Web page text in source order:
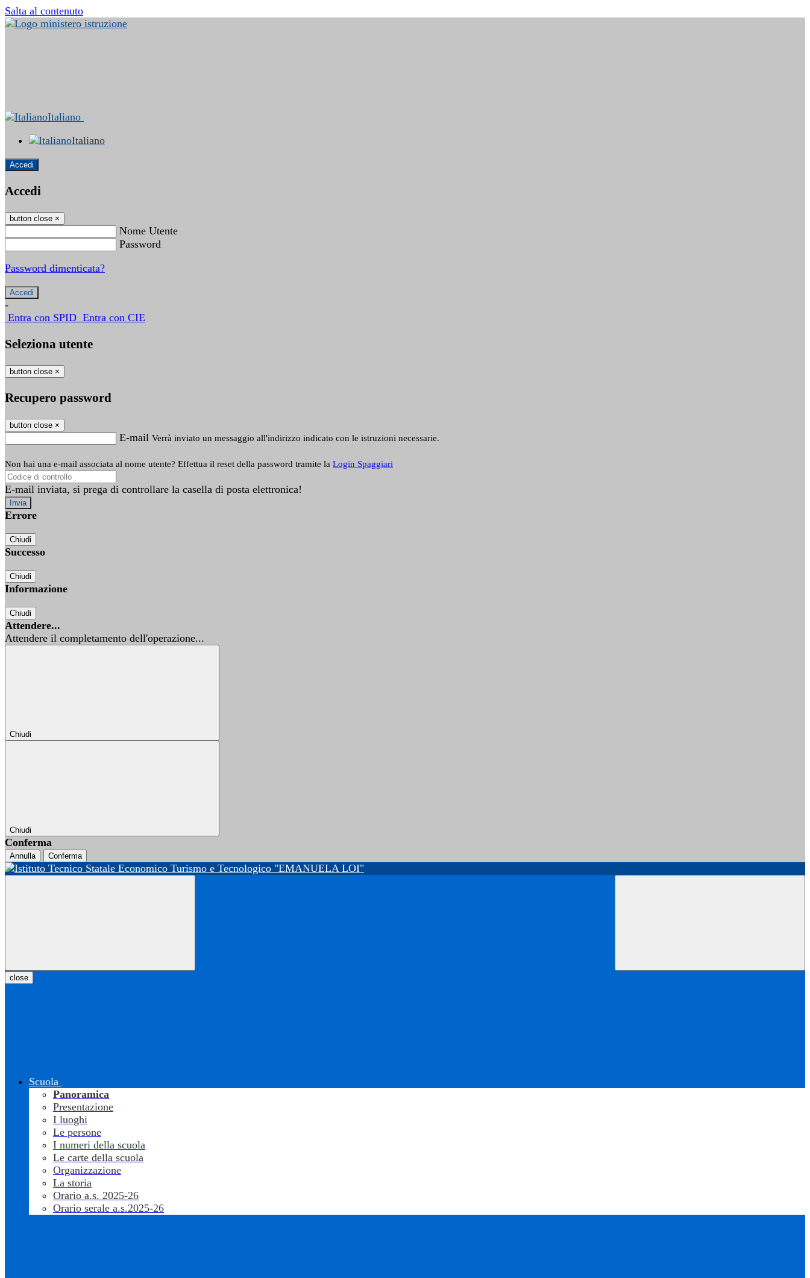
Salta al contenuto
Italiano
Italiano
Accedi
Accedi
button close ×
Nome Utente
Password
Password dimenticata?
-
Entra con SPID Entra con CIE
Seleziona utente
button close ×
Recupero password
button close ×
E-mail Verrà inviato un messaggio all'indirizzo indicato con le istruzioni necessarie.
Non hai una e-mail associata al nome utente? Effettua il reset della password tramite la Login Spaggiari
E-mail inviata, si prega di controllare la casella di posta elettronica!
Errore
Chiudi
Successo
Chiudi
Informazione
Chiudi
Attendere...
Attendere il completamento dell'operazione...
Chiudi
Chiudi
Conferma
Annulla Conferma
close
Scuola
Panoramica
Presentazione
I luoghi
Le persone
I numeri della scuola
Le carte della scuola
Organizzazione
La storia
Orario a.s. 2025-26
Orario serale a.s.2025-26